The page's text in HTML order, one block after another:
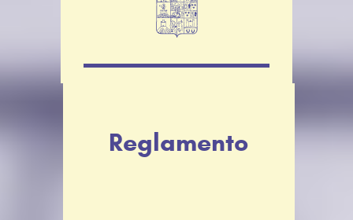
Reglamento